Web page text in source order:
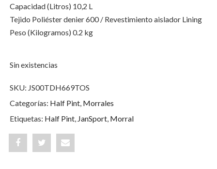
Capacidad (Litros) 10,2 L
Tejido Poliéster denier 600 / Revestimiento aislador Lining
Peso (Kilogramos) 0.2 kg
Sin existencias
SKU: JS00TDH669TOS
Categorías: Half Pint, Morrales
Etiquetas: Half Pint, JanSport, Morral
Share Post Share